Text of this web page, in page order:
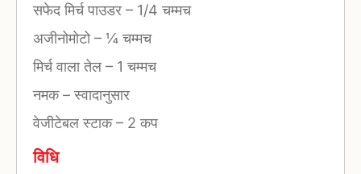
सफेद मिर्च पाउडर – 1/4 चम्मच
अजीनोमोटो– ¼ चम्मच
मिर्च वाला तेल – 1 चम्मच
नमक–स्वादानुसार
वेजीटेबल स्टाक– 2 कप
विधि